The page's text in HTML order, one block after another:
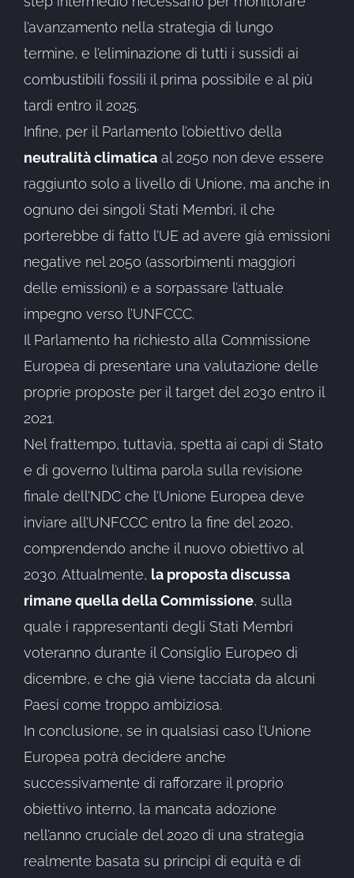
l’avanzamento nella strategia di lungo
termine, e l’eliminazione di tutti i sussidi ai
combustibili fossili il prima possibile e al più
tardi entro il 2025.
Infine, per il Parlamento l’obiettivo della
neutralità climatica al 2050 non deve essere
raggiunto solo a livello di Unione, ma anche in
ognuno dei singoli Stati Membri, il che
porterebbe di fatto l’UE ad avere già emissioni
negative nel 2050 (assorbimenti maggiori
delle emissioni) e a sorpassare l’attuale
impegno verso l’UNFCCC.
Il Parlamento ha richiesto alla Commissione
Europea di presentare una valutazione delle
proprie proposte per il target del 2030 entro il
2021.
Nel frattempo, tuttavia, spetta ai capi di Stato
e di governo l’ultima parola sulla revisione
finale dell’NDC che l’Unione Europea deve
inviare all’UNFCCC entro la fine del 2020,
comprendendo anche il nuovo obiettivo al
2030. Attualmente, la proposta discussa
rimane quella della Commissione, sulla
quale i rappresentanti degli Stati Membri
voteranno durante il Consiglio Europeo di
dicembre, e che già viene tacciata da alcuni
Paesi come troppo ambiziosa.
In conclusione, se in qualsiasi caso l’Unione
Europea potrà decidere anche
successivamente di rafforzare il proprio
obiettivo interno, la mancata adozione
nell’anno cruciale del 2020 di una strategia
realmente basata su principi di equità e di